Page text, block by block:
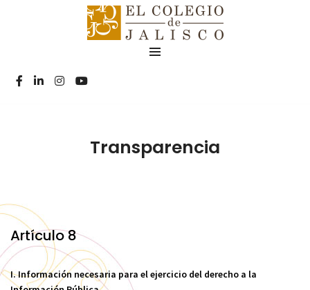
Transparencia
Artículo 8
I. Información necesaria para el ejercicio del derecho a la